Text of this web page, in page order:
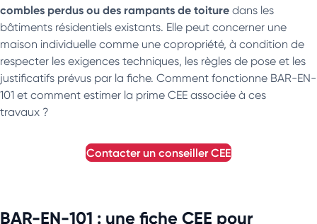
combles perdus ou des rampants de toiture dans les
bâtiments résidentiels existants. Elle peut concerner une
maison individuelle comme une copropriété, à condition de
respecter les exigences techniques, les règles de pose et les
justificatifs prévus par la fiche. Comment fonctionne BAR-EN-
101 et comment estimer la prime CEE associée à ces
travaux ?
contacter un conseillerCEE
BAR-EN-101 : une fiche CEE pour